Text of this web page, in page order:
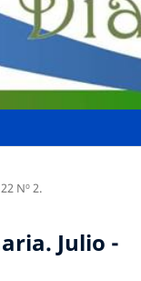
Nº 2.
Julio -